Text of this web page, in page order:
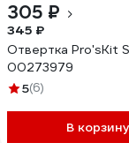
305 ₽
345 ₽
Отвертка Pro'sKit
00273979
5(6)
В корзину